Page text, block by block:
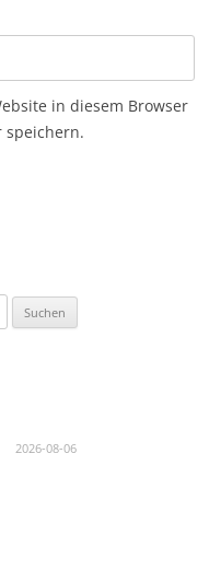
in diesem Browser
speichern.
2026-08-06